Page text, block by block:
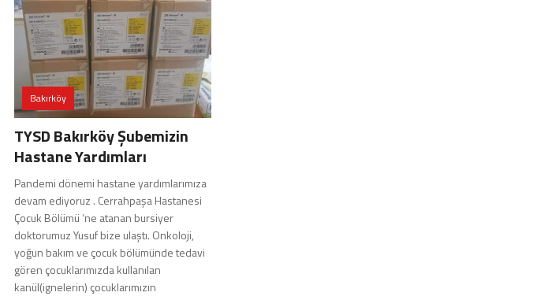
Bakırköy
TYSD Bakırköy Şubemizin
Hastane Yardımları
Pandemi dönemi hastane yardımlarımıza
devam ediyoruz . Cerrahpaşa Hastanesi
Çocuk Bölümü ‘ne atanan bursiyer
doktorumuz Yusuf bize ulaştı. Onkoloji,
yoğun bakım ve çocuk bölümünde tedavi
gören çocuklarımızda kullanılan
kanül(ignelerin) çocuklarımızın